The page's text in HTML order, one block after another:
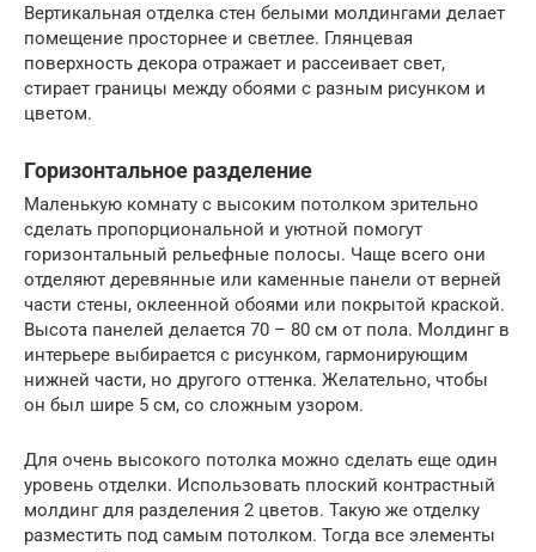
Вертикальная отделка стен белыми молдингами делает
помещение просторнее и светлее. Глянцевая
поверхность декора отражает и рассеивает свет,
стирает границы между обоями с разным рисунком и
цветом.
Горизонтальное разделение
Маленькую комнату с высоким потолком зрительно
сделать пропорциональной и уютной помогут
горизонтальный рельефные полосы. Чаще всего они
отделяют деревянные или каменные панели от верней
части стены, оклеенной обоями или покрытой краской.
Высота панелей делается 70 – 80 см от пола. Молдинг в
интерьере выбирается с рисунком, гармонирующим
нижней части, но другого оттенка. Желательно, чтобы
он был шире 5 см, со сложным узором.
Для очень высокого потолка можно сделать еще один
уровень отделки. Использовать плоский контрастный
молдинг для разделения 2 цветов. Такую же отделку
разместить под самым потолком. Тогда все элементы